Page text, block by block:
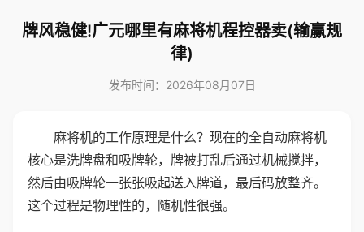
牌风稳健!广元哪里有麻将机程控器卖(输赢规
律)
发布时间：2026年08月07日
麻将机的工作原理是什么？现在的全自动麻将机
核心是洗牌盘和吸牌轮，牌被打乱后通过机械搅拌，
然后由吸牌轮一张张吸起送入牌道，最后码放整齐。
这个过程是物理性的，随机性很强。